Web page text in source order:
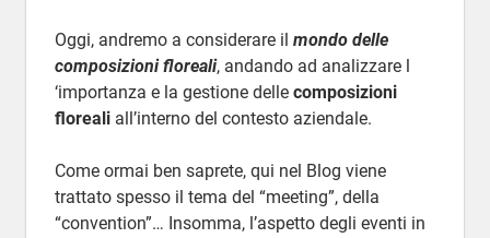
Oggi, andremo a considerare il mondo delle
composizioni floreali, andando ad analizzare l
‘importanza e la gestione delle composizioni
florealiall’interno del contesto aziendale.
Come ormai ben saprete, qui nel Blog viene
trattato spesso il tema del “meeting”, della
“convention”… Insomma, l’aspetto degli eventi in